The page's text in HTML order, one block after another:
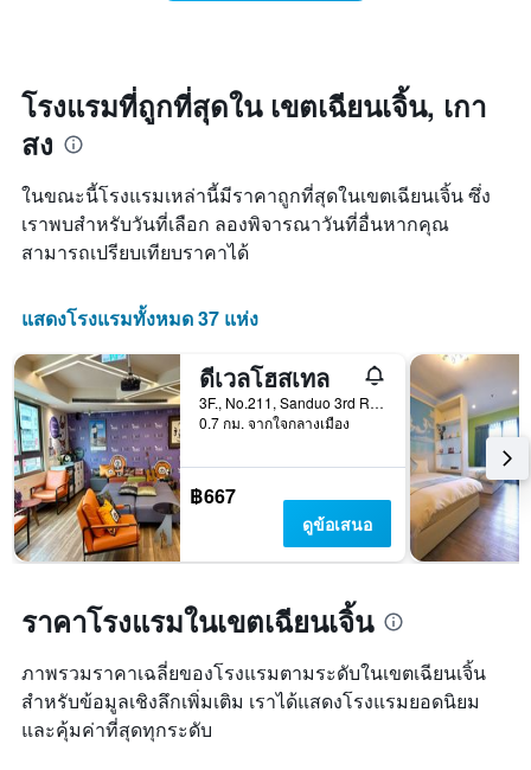
3
วัน
ที่
ผ่าน
แกน
หมวด
โรงแรม
ตาม
ดาว
มี
แกน
Y
1
แกน
แสดง
ราคา
เฉลี่ย
ของ
ห้อง
พัก
ใน
สัปดาห์
ที่
พบ
ใน
ช่วง
วัน
ที่
เข้า
แผนภูมิ
มี
แกน
แกน
จำนวน
วัน
ก่อน
การ
เข้า
พัก
แผนภูมิ
มี
แกน
Y
แกน
แแส
ราคา
เฉลี่ย
ของ
ห้อง
โรงแรมที่ถูกที่สุดใน เขตเฉียนเจิ้น, เกา
สง
ในขณะนี้โรงแรมเหล่านี้มีราคาถูกที่สุดในเขตเฉียนเจิ้น ซึ่ง
เราพบสำหรับวันที่เลือก ลองพิจารณาวันที่อื่นหากคุณ
สามารถเปรียบเทียบราคาได้
แสดงโรงแรมทั้งหมด 37 แห่ง
ดีเวลโฮสเทล
3F., No.211, Sanduo 3rd Rd, เกาสง, ไต้หวัน
0.7 กม. จากใจกลางเมือง
฿667
ดูข้อเสนอ
ราคาโรงแรมในเขตเฉียนเจิ้น
ภาพรวมราคาเฉลี่ยของโรงแรมตามระดับในเขตเฉียนเจิ้น
สำหรับข้อมูลเชิงลึกเพิ่มเติม เราได้แสดงโรงแรมยอดนิยม
และคุ้มค่าที่สุดทุกระดับ